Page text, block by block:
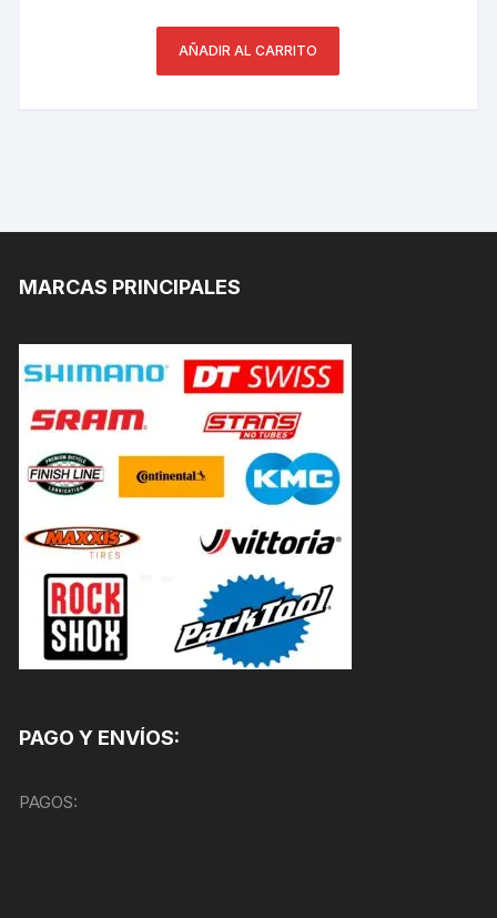
AÑADIR AL CARRITO
MARCAS PRINCIPALES
PAGO Y ENVÍOS:
PAGOS: